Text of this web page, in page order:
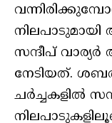
സന്ദീപ്
നേടിയത്.
ചർച്ചകളിൽ